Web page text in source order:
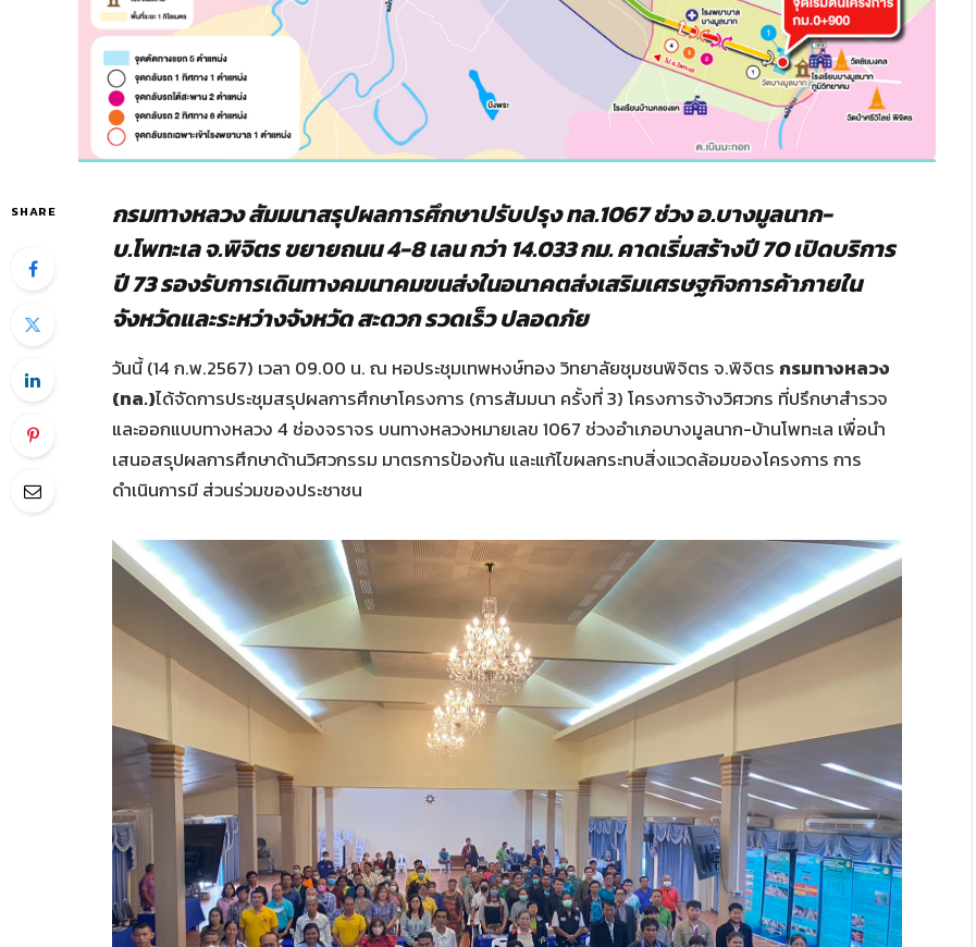
SHARE
กรมทางหลวง สัมมนาสรุปผลการศึกษาปรับปรุง ทล.1067 ช่วง อ.บางมูลนาก-
บ.โพทะเล จ.พิจิตร ขยายถนน 4-8 เลน กว่า 14.033 กม. คาดเริ่มสร้างปี 70 เปิดบริการ
ปี 73 รองรับการเดินทางคมนาคมขนส่งในอนาคตส่งเสริมเศรษฐกิจการค้าภายใน
จังหวัดและระหว่างจังหวัด สะดวก รวดเร็ว ปลอดภัย
วันนี้ (14 ก.พ.2567) เวลา 09.00 น. ณ หอประชุมเทพหงษ์ทอง วิทยาลัยชุมชนพิจิตร จ.พิจิตร กรมทางหลวง
(ทล.)ได้จัดการประชุมสรุปผลการศึกษาโครงการ (การสัมมนา ครั้งที่ 3) โครงการจ้างวิศวกร ที่ปรึกษาสำรวจ
และออกแบบทางหลวง 4 ช่องจราจร บนทางหลวงหมายเลข 1067 ช่วงอำเภอบางมูลนาก-บ้านโพทะเล เพื่อนำ
เสนอสรุปผลการศึกษาด้านวิศวกรรม มาตรการป้องกัน และแก้ไขผลกระทบสิ่งแวดล้อมของโครงการ การ
ดำเนินการมี ส่วนร่วมของประชาชน